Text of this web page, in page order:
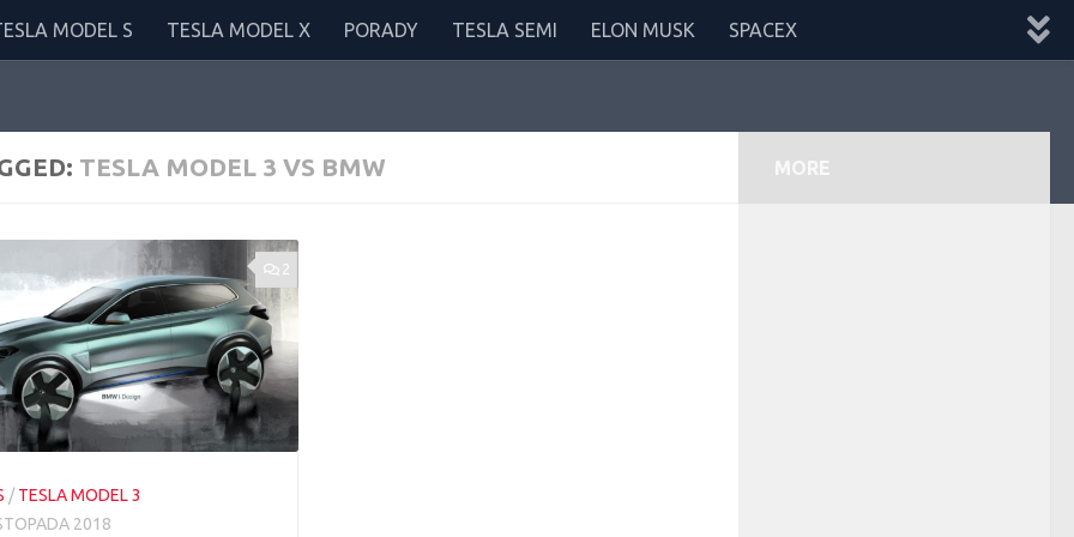
MODEL S TESLA MODEL X PORADY TESLA SEMI ELON MUSK SPACEX
TESLA MODEL 3 VS BMW
2
/TESLA MODEL 3
2018
MORE